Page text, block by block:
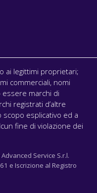
ai legittimi proprietari;
commerciali, nomi
marchi di
registrati d’altre
esplicativo ed a
fine di violazione dei
Service S.r.l.
e Iscrizione al Registro